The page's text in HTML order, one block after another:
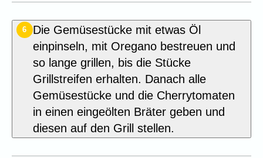
6
Die Gemüsestücke mit etwas Öl
einpinseln, mit Oregano bestreuen und
so lange grillen, bis die Stücke
Grillstreifen erhalten. Danach alle
Gemüsestücke und die Cherrytomaten
in einen eingeölten Bräter geben und
diesen auf den Grill stellen.